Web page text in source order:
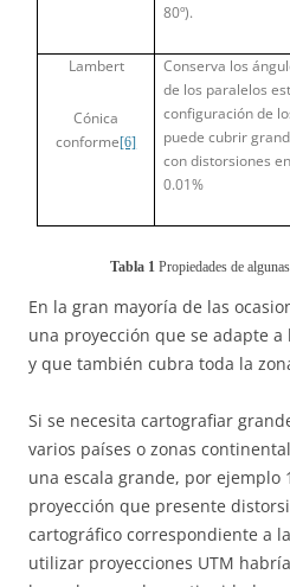
80º).
Lambert
Cónica
conforme[6]
Conserva los
de los paralelos
configuración de
puede cubrir
con distorsiones
0.01%
Tabla 1 Propiedades de
En la gran mayoría de las
una proyección que se adapte
y que también cubra toda la
Si se necesita cartografiar
varios países o zonas
una escala grande, por ejemplo
proyección que presente
cartográfico correspondiente a
utilizar proyecciones UTM